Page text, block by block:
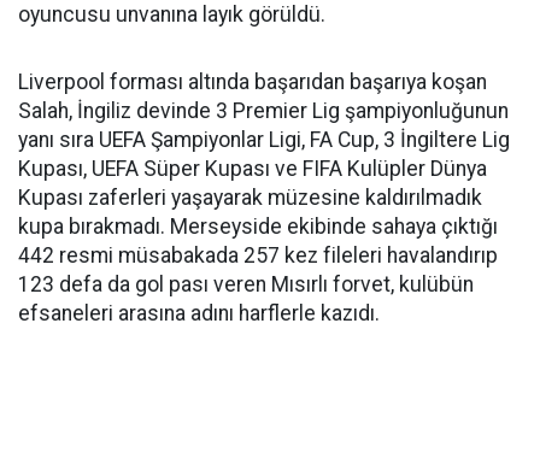
oyuncusu unvanına layık görüldü.
Liverpool forması altında başarıdan başarıya koşan
Salah, İngiliz devinde 3 Premier Lig şampiyonluğunun
yanı sıra UEFA Şampiyonlar Ligi, FA Cup, 3 İngiltere Lig
Kupası, UEFA Süper Kupası ve FIFA Kulüpler Dünya
Kupası zaferleri yaşayarak müzesine kaldırılmadık
kupa bırakmadı. Merseyside ekibinde sahaya çıktığı
442 resmi müsabakada 257 kez fileleri havalandırıp
123 defa da gol pası veren Mısırlı forvet, kulübün
efsaneleri arasına adını harflerle kazıdı.